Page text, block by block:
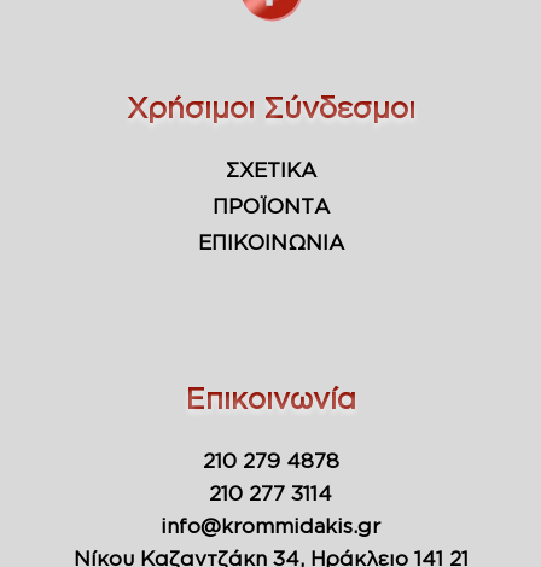
Χρήσιμοι Σύνδεσμοι
ΣΧΕΤΙΚΑ
ΠΡΟΪΟΝΤΑ
ΕΠΙΚΟΙΝΩΝΙΑ
Επικοινωνία
210 279 4878
210 277 3114
info@krommidakis.gr
Νίκου Καζαντζάκη 34, Ηράκλειο 141 21